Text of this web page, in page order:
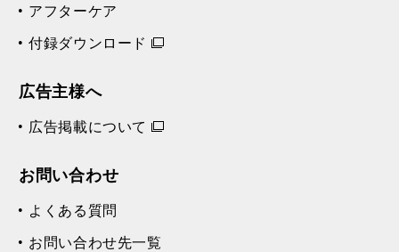
アフターケア
付録ダウンロード
広告主様へ
広告掲載について
お問い合わせ
よくある質問
お問い合わせ先一覧